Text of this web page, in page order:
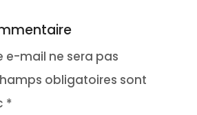
e-mail ne sera pas
obligatoires sont
*